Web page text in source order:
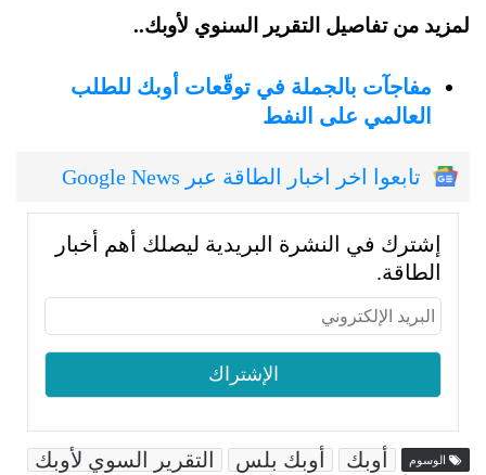
لمزيد من تفاصيل التقرير السنوي لأوبك..
مفاجآت بالجملة في توقّعات أوبك للطلب
العالمي على النفط
تابعوا اخر اخبار الطاقة عبر Google News
إشترك في النشرة البريدية ليصلك أهم أخبار
الطاقة.
الوسوم أوبك أوبك بلس
التقرير السوي لأوبك